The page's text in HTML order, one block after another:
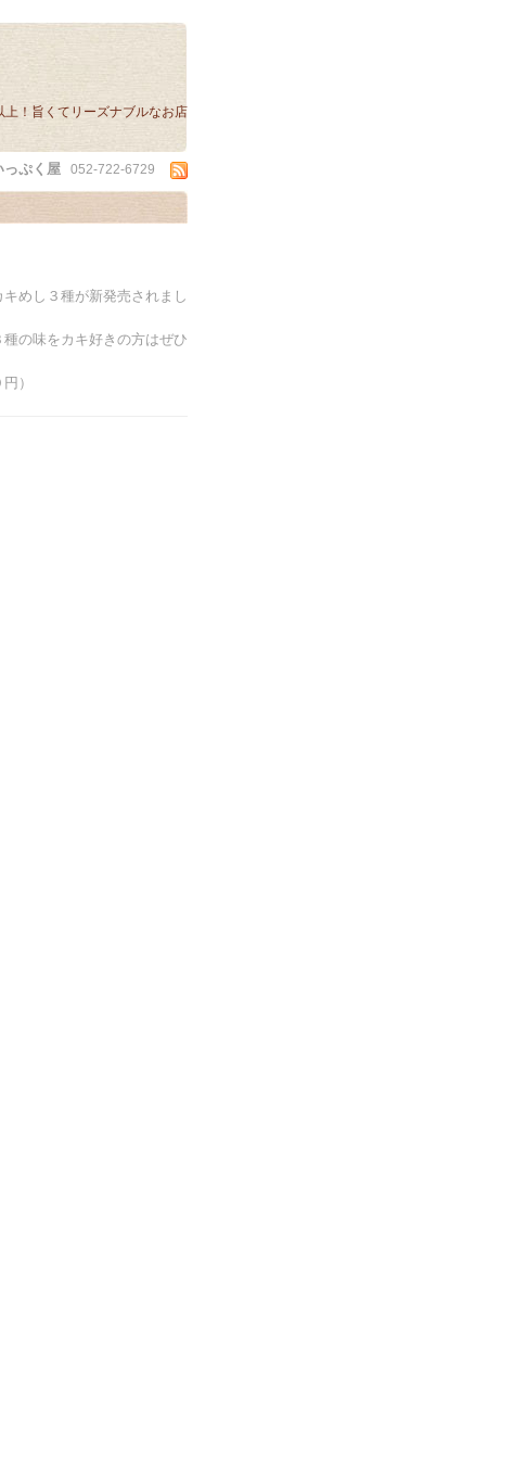
！旨くてリーズナブルなお店
っぷく屋 052-722-6729
めし３種が新発売されまし
の味をカキ好きの方はぜひ
）